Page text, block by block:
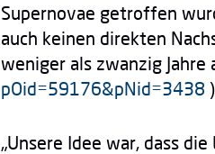
Supernovae getroffen
auch keinen direkten
weniger als zwanzig
pOid=59176&pNid=3438
„Unsere Idee war, dass